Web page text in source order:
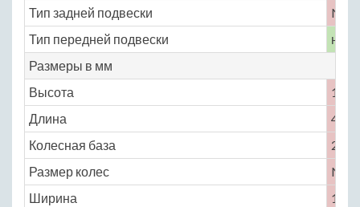
Тип задней подвески
No
Тип передней подвески
Размеры в мм
Высота
1540
Длина
4700
Колесная база
2800
Размер колес
No
Ширина
1720